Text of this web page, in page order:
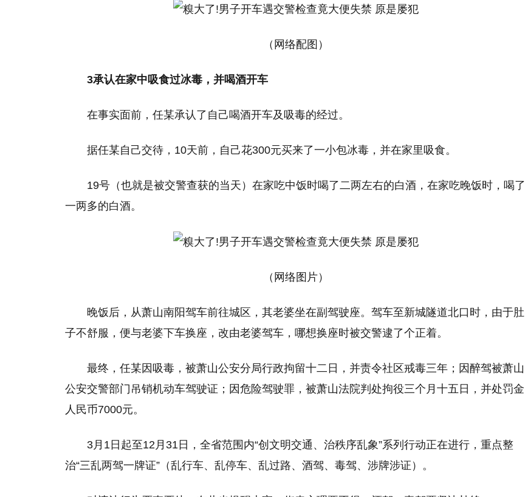
（网络配图）
3承认在家中吸食过冰毒，并喝酒开车
在事实面前，任某承认了自己喝酒开车及吸毒的经过。
据任某自己交待，10天前，自己花300元买来了一小包冰毒，并在家里吸食。
19号（也就是被交警查获的当天）在家吃中饭时喝了二两左右的白酒，在家吃晚饭时，喝了
一两多的白酒。
（网络图片）
晚饭后，从萧山南阳驾车前往城区，其老婆坐在副驾驶座。驾车至新城隧道北口时，由于肚
子不舒服，便与老婆下车换座，改由老婆驾车，哪想换座时被交警逮了个正着。
最终，任某因吸毒，被萧山公安分局行政拘留十二日，并责令社区戒毒三年；因醉驾被萧山
公安交警部门吊销机动车驾驶证；因危险驾驶罪，被萧山法院判处拘役三个月十五日，并处罚金
人民币7000元。
3月1日起至12月31日，全省范围内“创文明交通、治秩序乱象”系列行动正在进行，重点整
治“三乱两驾一牌证”（乱行车、乱停车、乱过路、酒驾、毒驾、涉牌涉证）。